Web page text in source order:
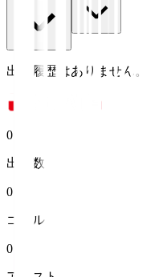
出場履歴はありません。
0
出場数
0
ゴール
0